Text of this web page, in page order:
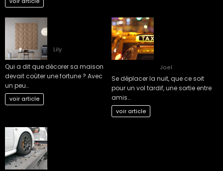
Lily
Qui a dit que décorer sa maison
devait coûter une fortune ? Avec
un peu…
voir article
Joel
Se déplacer la nuit, que ce soit
pour un vol tardif, une sortie entre
amis…
voir article